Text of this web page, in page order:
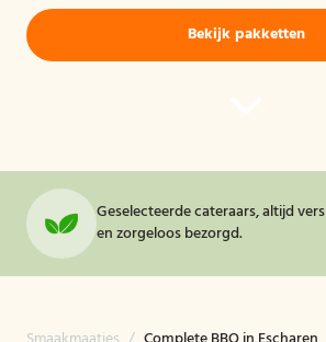
Bekijk pakketten
Geselecteerde cateraars, altijd vers
en zorgeloos bezorgd.